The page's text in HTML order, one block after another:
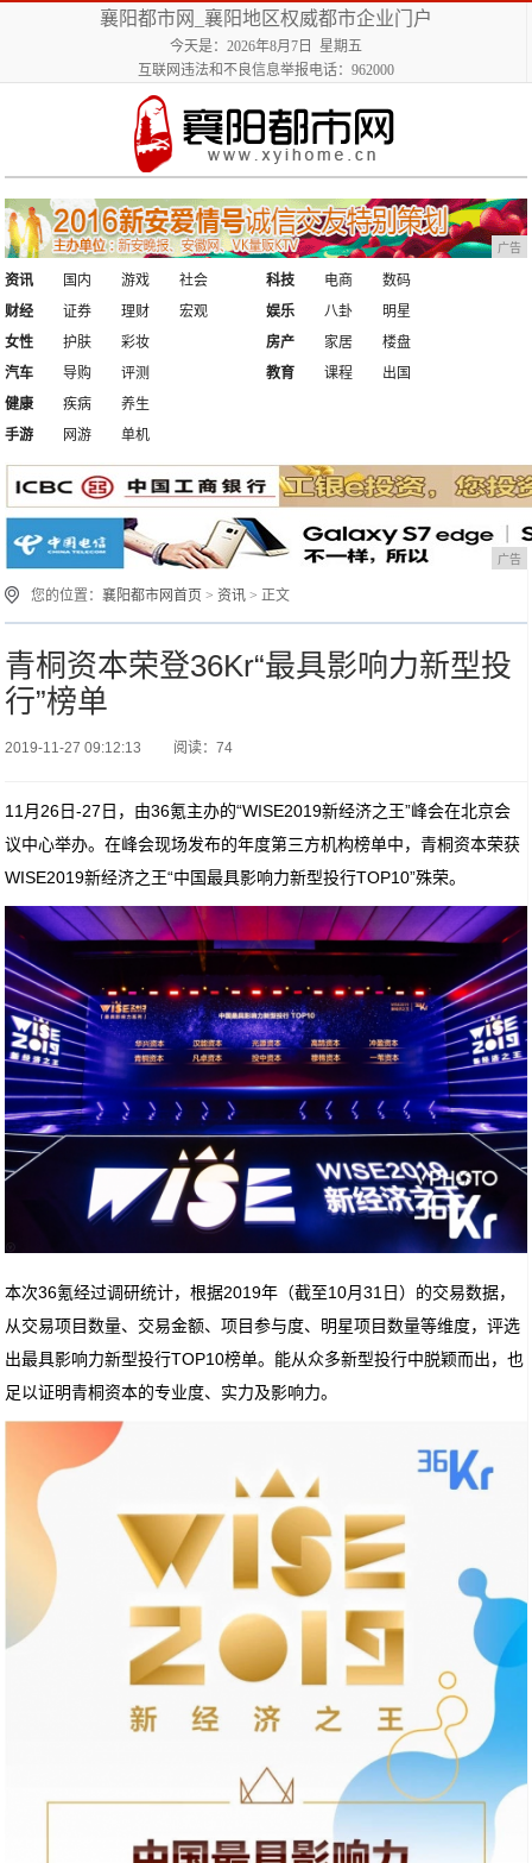
襄阳都市网_襄阳地区权威都市企业门户
今天是：2026年8月7日 星期五
互联网违法和不良信息举报电话：962000
广告
资讯 国内 游戏
社会
财经
证券 理财 宏观
科技 电商
数码
娱乐
八卦
明星
女性
护肤
彩妆
汽车
导购 评测
房产 家居
楼盘
教育
课程
出国
健康
疾病
养生
手游
网游 单机
广告
您的位置：襄阳都市网首页 >资讯 > 正文
青桐资本荣登36Kr“最具影响力新型投
行”榜单
2019-11-27 09:12:13 阅读：74
11月26日-27日，由36氪主办的“WISE2019新经济之王”峰会在北京会
议中心举办。在峰会现场发布的年度第三方机构榜单中，青桐资本荣获
WISE2019新经济之王“中国最具影响力新型投行TOP10”殊荣。
本次36氪经过调研统计，根据2019年（截至10月31日）的交易数据，
从交易项目数量、交易金额、项目参与度、明星项目数量等维度，评选
出最具影响力新型投行TOP10榜单。能从众多新型投行中脱颖而出，也
足以证明青桐资本的专业度、实力及影响力。